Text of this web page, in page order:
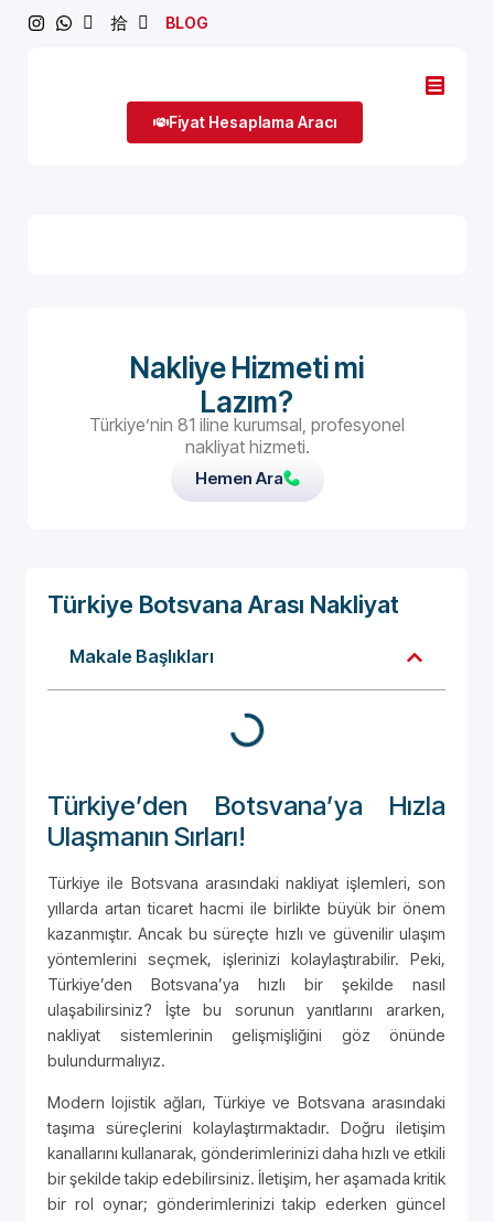
BLOG
Fiyat Hesaplama Aracı
Nakliye Hizmeti mi
Lazım?
Türkiye’nin 81 iline kurumsal, profesyonel
nakliyat hizmeti.
Hemen Ara
Türkiye Botsvana Arası Nakliyat
Makale Başlıkları
Türkiye’den Botsvana’ya Hızla
Ulaşmanın Sırları!
Türkiye ile Botsvana arasındaki nakliyat işlemleri, son
yıllarda artan ticaret hacmi ile birlikte büyük bir önem
kazanmıştır. Ancak bu süreçte hızlı ve güvenilir ulaşım
yöntemlerini seçmek, işlerinizi kolaylaştırabilir. Peki,
Türkiye’den Botsvana’ya hızlı bir şekilde nasıl
ulaşabilirsiniz? İşte bu sorunun yanıtlarını ararken,
nakliyat sistemlerinin gelişmişliğini göz önünde
bulundurmalıyız.
Modern lojistik ağları, Türkiye ve Botsvana arasındaki
taşıma süreçlerini kolaylaştırmaktadır. Doğru iletişim
kanallarını kullanarak, gönderimlerinizi daha hızlı ve etkili
bir şekilde takip edebilirsiniz. İletişim, her aşamada kritik
bir rol oynar; gönderimlerinizi takip ederken güncel